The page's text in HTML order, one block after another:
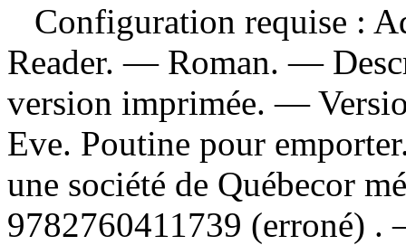
Configuration requise :
Reader. — Roman. —
version imprimée. —
Eve. Poutine pour
une société de Québecor
9782760411739 (erroné)